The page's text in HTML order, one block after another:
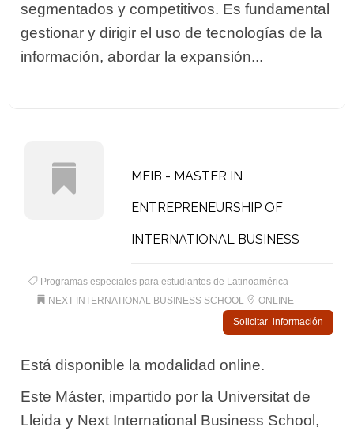
segmentados y competitivos. Es fundamental
gestionar y dirigir el uso de tecnologías de la
información, abordar la expansión...
MEIB - MASTER IN
ENTREPRENEURSHIP OF
INTERNATIONAL BUSINESS
Programas especiales para estudiantes de Latinoamérica
NEXT INTERNATIONAL BUSINESS SCHOOL
ONLINE
Solicitar información
Está disponible la modalidad online.
Este Máster, impartido por la Universitat de
Lleida y Next International Business School,